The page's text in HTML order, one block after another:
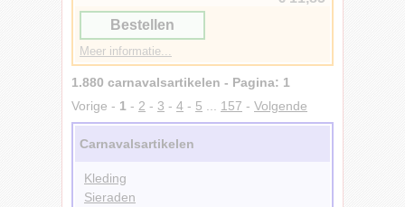
Bestellen
Meer informatie...
1.880 carnavalsartikelen - Pagina: 1
Vorige - 1 - 2 - 3 - 4 - 5 157 - Volgende
Carnavalsartikelen
Kleding
Sieraden